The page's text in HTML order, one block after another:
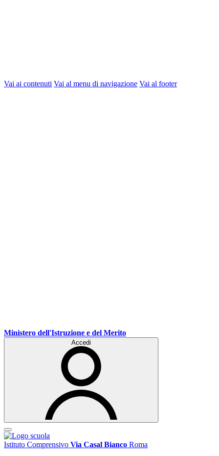
Vai ai contenuti Vai al menu di navigazione Vai al footer
Ministero dell'Istruzione e del Merito
Accedi
Istituto Comprensivo Via Casal Bianco Roma